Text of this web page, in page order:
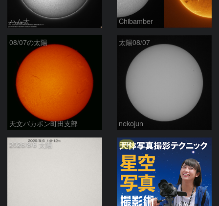
ハム太 Chibamber
08/07の太陽
天文バカボン町田支部
太陽08/07
nekojun
2026/8/6 太陽 PR